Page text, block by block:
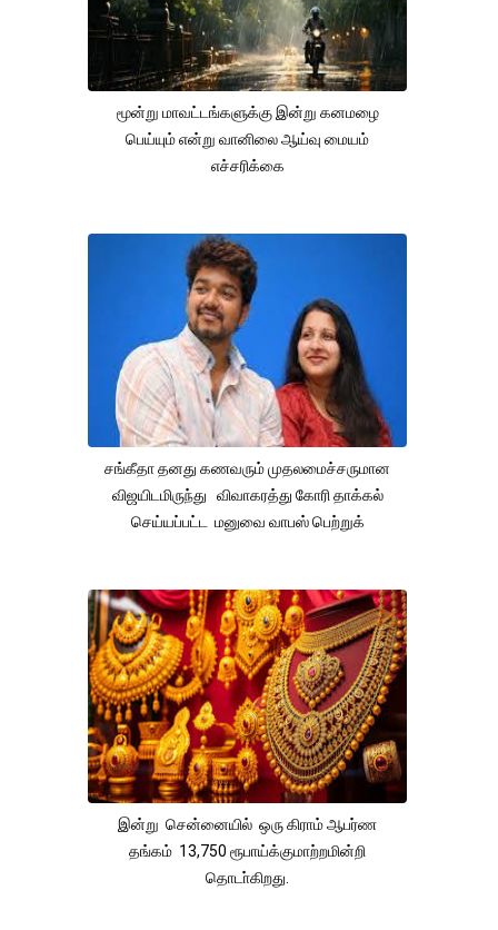
மூன்று மாவட்டங்களுக்கு இன்று கனமழை
பெய்யும் என்று வானிலை ஆய்வு மையம்
எச்சரிக்கை
சங்கீதா தனது கணவரும் முதலமைச்சருமான
விஜயிடமிருந்து விவாகரத்து கோரி தாக்கல்
செய்யப்பட்ட மனுவை வாபஸ் பெற்றுக்
இன்று சென்னையில் ஒரு கிராம் ஆபர்ண
தங்கம் 13,750 ரூபாய்க்குமாற்றமின்றி
தொடா்கிறது.